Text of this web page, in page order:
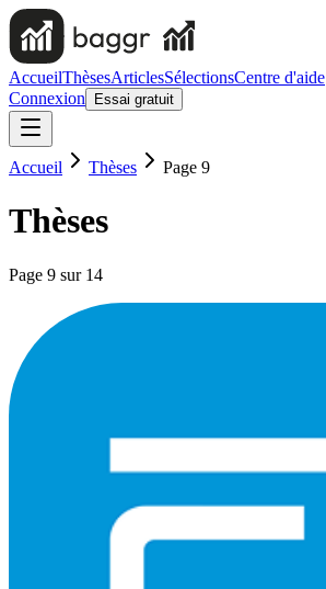
AccueilThèsesArticlesSélectionsCentre d'aide
Connexion
Essai gratuit
Accueil Thèses Page 9
Thèses
Page 9 sur 14